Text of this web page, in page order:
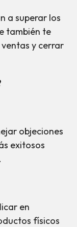
a superar los
también te
y cerrar
objeciones
exitosos
en
físicos